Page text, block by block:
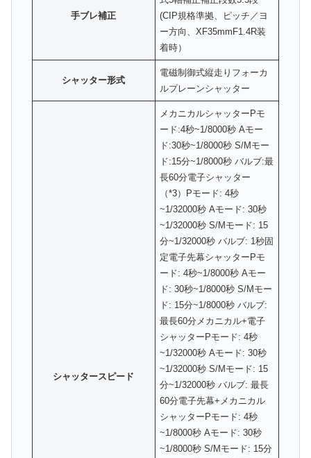
手ブレ補正
(CIP規格準拠、ピッチ／ヨ
ー方向、XF35mmF1.4R装
着時）
シャッター形式
電磁制御式縦走りフォーカ
ルプレーンシャッター
シャッタースピード
メカニカルシャッターPモ
ード:4秒~1/8000秒 Aモー
ド:30秒~1/8000秒 S/Mモー
ド:15分~1/8000秒 バルブ:最
長60分電子シャッター
（*3）Pモード: 4秒
~1/32000秒 Aモード: 30秒
~1/32000秒 S/Mモード: 15
分~1/32000秒 バルブ: 1秒固
定電子先幕シャッターPモ
ード: 4秒~1/8000秒 Aモー
ド: 30秒~1/8000秒 S/Mモー
ド: 15分~1/8000秒 バルブ:
最長60分メカニカル+電子
シャッターPモード: 4秒
~1/32000秒 Aモード: 30秒
~1/32000秒 S/Mモード: 15
分~1/32000秒 バルブ: 最長
60分電子先幕+メカニカル
シャッターPモード: 4秒
~1/8000秒 Aモード: 30秒
~1/8000秒 S/Mモード: 15分